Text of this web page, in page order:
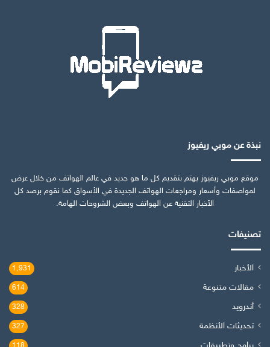
نبذة عن موبي ريفيوز
موقع موبي ريفيوز يهتم بتقديم كل ما هو جديد في عالم الهواتف من خلال عرض
لمواصفات وأسعار ومراجعات الهواتف الجديدة في الأسواق كما نقوم برصد كل
الأخبار التقنية عن الهواتف وبعض الشروحات الهامة.
تصنيفات
الأخبار 1٬931
مقالات متنوعة 614
أندرويد 328
تحديثات الأنظمة 327